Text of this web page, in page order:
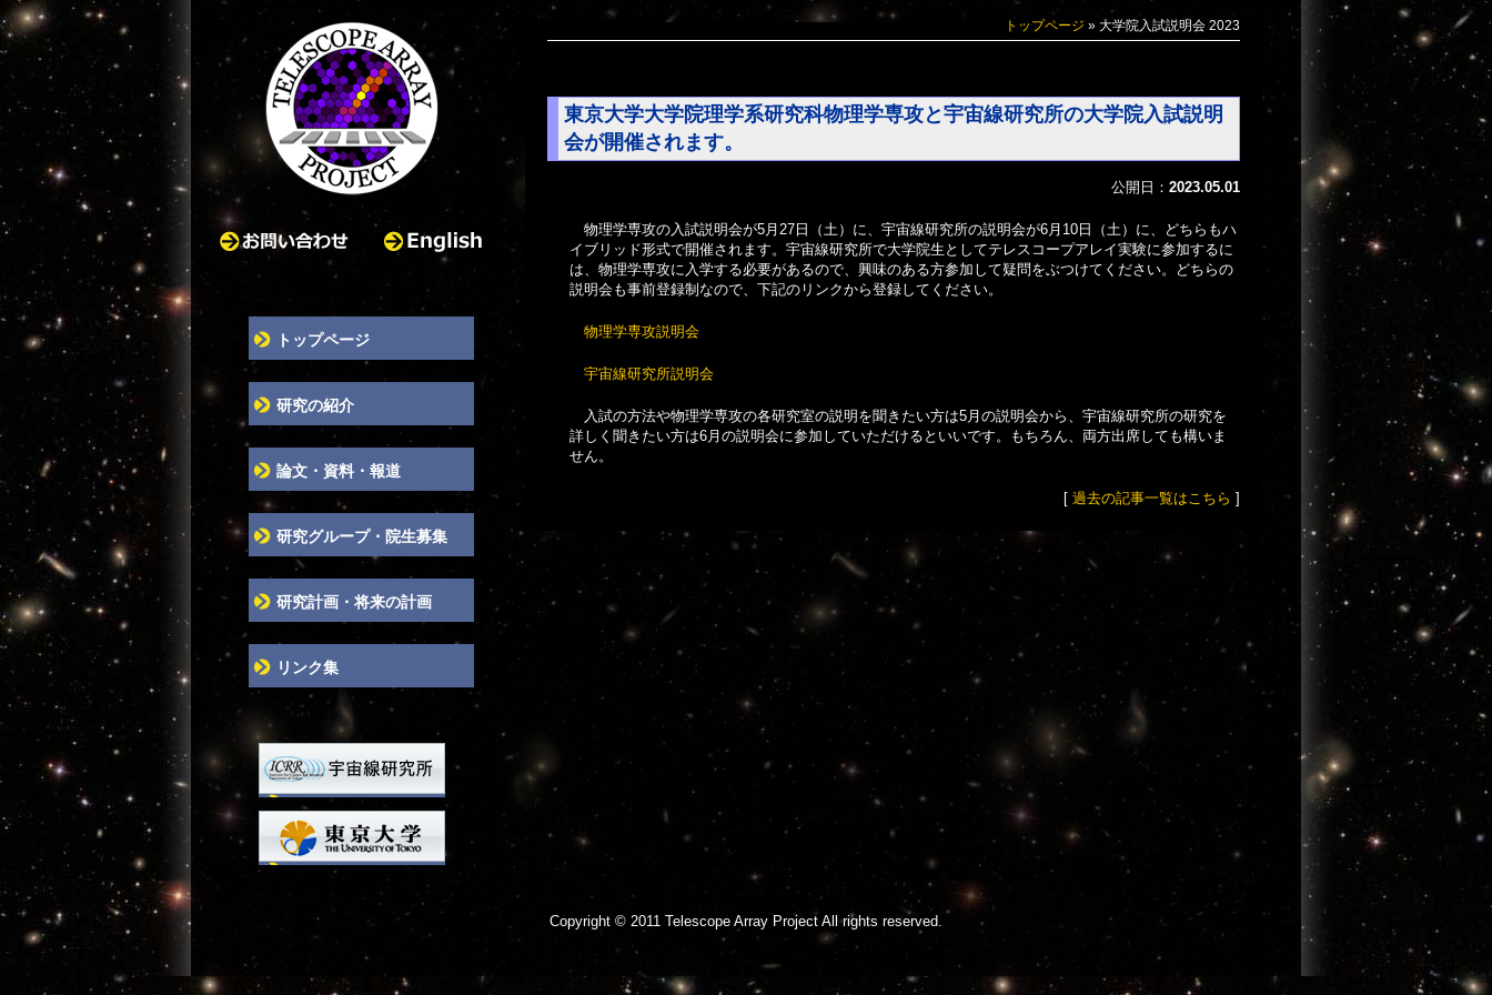
お問い合わせ English
トップページ
研究の紹介
論文・資料・報道
研究グループ・院生募集
研究計画・将来の計画
リンク集
トップページ » 大学院入試説明会 2023
東京大学大学院理学系研究科物理学専攻と宇宙線研究所の大学院入試説明
会が開催されます。
公開日： 2023.05.01
物理学専攻の入試説明会が5月27日（土）に、宇宙線研究所の説明会が6月10日（土）に、どちらもハ
イブリッド形式で開催されます。宇宙線研究所で大学院生としてテレスコープアレイ実験に参加するに
は、物理学専攻に入学する必要があるので、興味のある方参加して疑問をぶつけてください。どちらの
説明会も事前登録制なので、下記のリンクから登録してください。
物理学専攻説明会
宇宙線研究所説明会
入試の方法や物理学専攻の各研究室の説明を聞きたい方は5月の説明会から、宇宙線研究所の研究を
詳しく聞きたい方は6月の説明会に参加していただけるといいです。もちろん、両方出席しても構いま
せん。
[ 過去の記事一覧はこちら ]
Copyright © 2011 Telescope Array Project All rights reserved.